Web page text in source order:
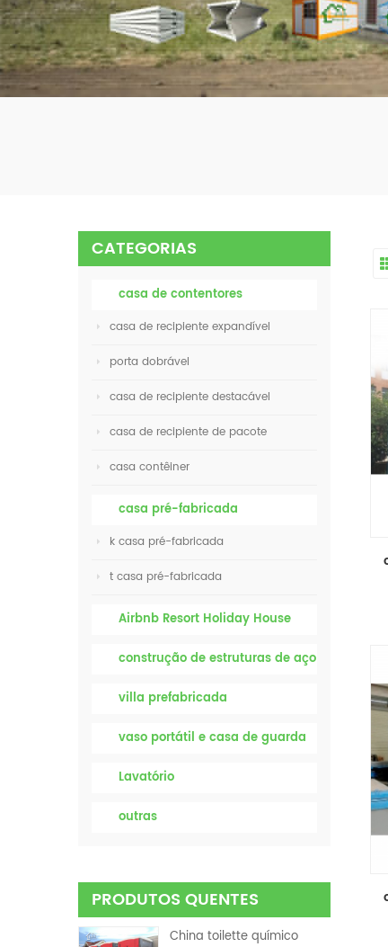
CATEGORIAS
casa de contentores
casa de recipiente expandível
porta dobrável
casa de recipiente destacável
casa de recipiente de pacote
casa contêiner
casa pré-fabricada
k casa pré-fabricada
t casa pré-fabricada
Airbnb Resort Holiday House
construção de estruturas de aço
villa prefabricada
vaso portátil e casa de guarda
Lavatório
outras
PRODUTOS QUENTES
China toilette químico